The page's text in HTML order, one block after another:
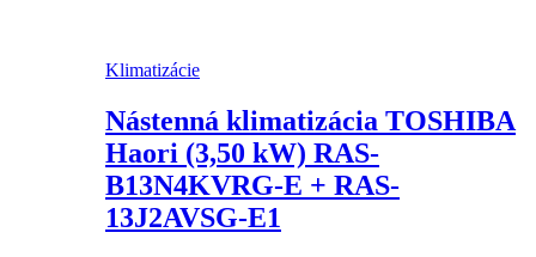
Klimatizácie
Nástenná klimatizácia TOSHIBA
Haori (3,50 kW) RAS-
B13N4KVRG-E + RAS-
13J2AVSG-E1